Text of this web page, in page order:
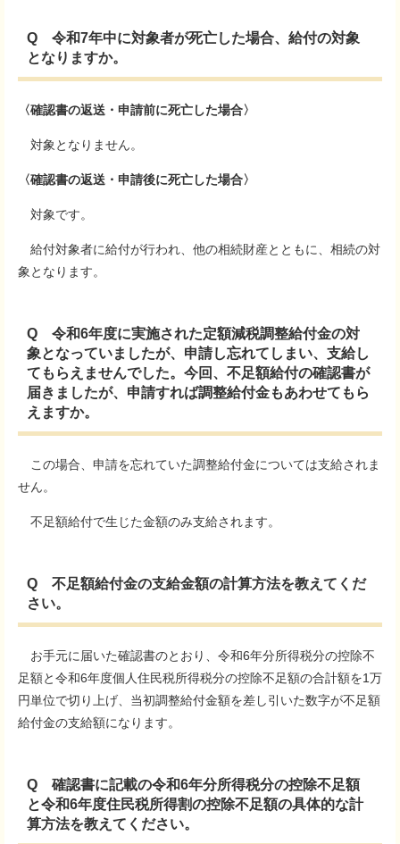
Q 令和7年中に対象者が死亡した場合、給付の対象
となりますか。
〈確認書の返送・申請前に死亡した場合〉
対象となりません。
〈確認書の返送・申請後に死亡した場合〉
対象です。
給付対象者に給付が行われ、他の相続財産とともに、相続の対
象となります。
Q 令和6年度に実施された定額減税調整給付金の対
象となっていましたが、申請し忘れてしまい、支給し
てもらえませんでした。今回、不足額給付の確認書が
届きましたが、申請すれば調整給付金もあわせてもら
えますか。
この場合、申請を忘れていた調整給付金については支給されま
せん。
不足額給付で生じた金額のみ支給されます。
Q 不足額給付金の支給金額の計算方法を教えてくだ
さい。
お手元に届いた確認書のとおり、令和6年分所得税分の控除不
足額と令和6年度個人住民税所得税分の控除不足額の合計額を1万
円単位で切り上げ、当初調整給付金額を差し引いた数字が不足額
給付金の支給額になります。
Q 確認書に記載の令和6年分所得税分の控除不足額
と令和6年度住民税所得割の控除不足額の具体的な計
算方法を教えてください。